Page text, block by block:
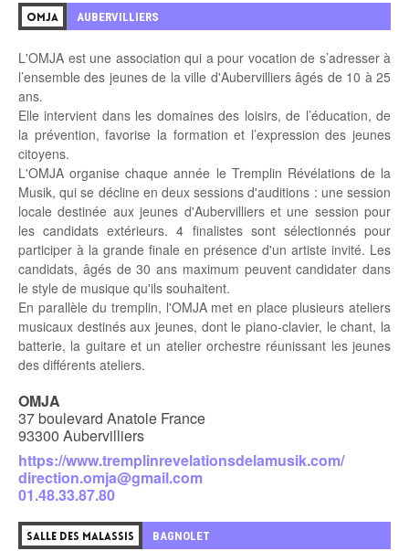
OMJA AUBERVILLIERS
L'OMJA est une association qui a pour vocation de s’adresser à
l’ensemble des jeunes de la ville d'Aubervilliers âgés de 10 à 25
ans.
Elle intervient dans les domaines des loisirs, de l’éducation, de
la prévention, favorise la formation et l’expression des jeunes
citoyens.
L'OMJA organise chaque année le Tremplin Révélations de la
Musik, qui se décline en deux sessions d'auditions : une session
locale destinée aux jeunes d'Aubervilliers et une session pour
les candidats extérieurs. 4 finalistes sont sélectionnés pour
participer à la grande finale en présence d'un artiste invité. Les
candidats, âgés de 30 ans maximum peuvent candidater dans
le style de musique qu'ils souhaitent.
En parallèle du tremplin, l'OMJA met en place plusieurs ateliers
musicaux destinés aux jeunes, dont le piano-clavier, le chant, la
batterie, la guitare et un atelier orchestre réunissant les jeunes
des différents ateliers.
OMJA
37 boulevard Anatole France
93300 Aubervilliers
https://www.tremplinrevelationsdelamusik.com/
direction.omja@gmail.com
01.48.33.87.80
SALLE DES MALASSIS BAGNOLET